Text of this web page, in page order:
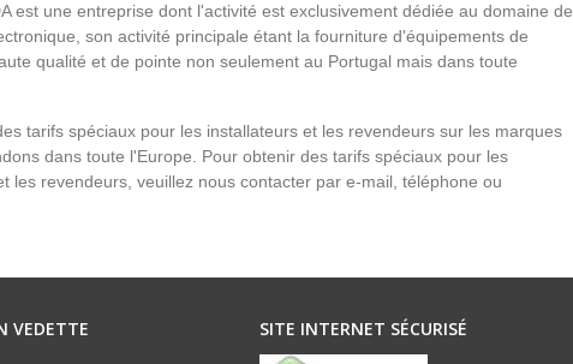
est une entreprise dont l'activité est exclusivement dédiée au domaine de
son activité principale étant la fourniture d'équipements de
qualité et de pointe non seulement au Portugal mais dans toute
tarifs spéciaux pour les installateurs et les revendeurs sur les marques
dans toute l'Europe. Pour obtenir des tarifs spéciaux pour les
les revendeurs, veuillez nous contacter par e-mail, téléphone ou
VEDETTE SITE INTERNET SÉCURISÉ